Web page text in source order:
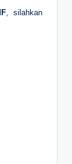
, silahkan